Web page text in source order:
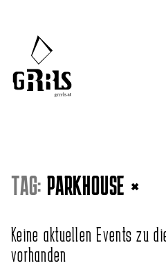
TAG: PARKHOUSE ×
Keine aktuellen Events zu
vorhanden